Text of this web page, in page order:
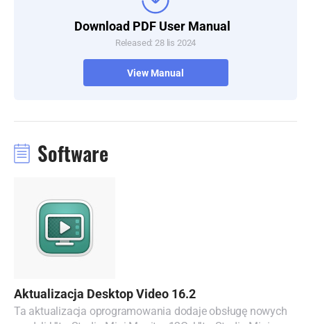
Download PDF User Manual
Released: 28 lis 2024
View Manual
Software
Aktualizacja Desktop Video 16.2
Ta aktualizacja oprogramowania dodaje obsługę nowych